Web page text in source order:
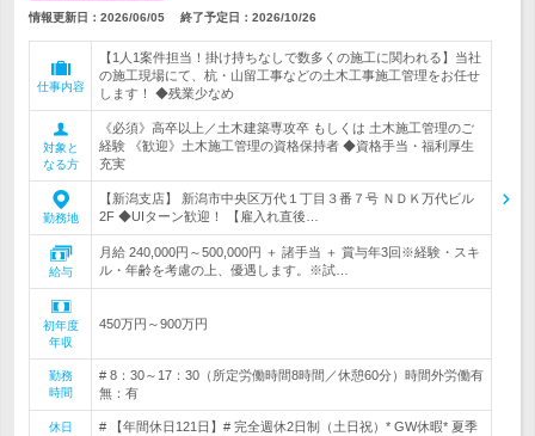
情報更新日：2026/06/05 終了予定日： 2026/10/26
仕事内容
【1人1案件担当！掛け持ちなしで数多くの施工に関われる】当社
の施工現場にて、杭・山留工事などの土木工事施工管理をお任せ
します！ ◆残業少なめ
対象と
なる方
《必須》高卒以上／土木建築専攻卒 もしくは 土木施工管理のご
経験 《歓迎》土木施工管理の資格保持者 ◆資格手当・福利厚生
充実
勤務地
【新潟支店】 新潟市中央区万代１丁目３番７号 ＮＤＫ万代ビル
2F ◆UIターン歓迎！ 【雇入れ直後…
給与
月給 240,000円～500,000円 ＋ 諸手当 ＋ 賞与年3回※経験・スキ
ル・年齢を考慮の上、優遇します。※試…
初年度
年収
450万円～900万円
勤務
時間
# 8：30～17：30（所定労働時間8時間／休憩60分）時間外労働有
無：有
休日
# 【年間休日121日】# 完全週休2日制（土日祝）* GW休暇* 夏季